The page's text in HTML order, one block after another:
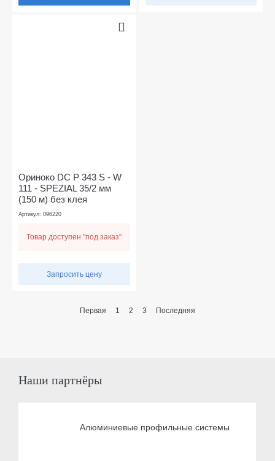
Ориноко DC P 343 S - W
111 - SPEZIAL 35/2 мм
(150 м) без клея
Артикул: 096220
Товар доступен "под заказ"
Запросить цену
Первая 1 2 3 Последняя
Наши партнёры
Алюминиевые профильные системы